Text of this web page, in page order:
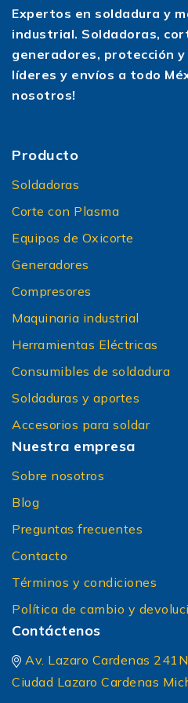
producción, agroindustria,
o edificios con alto
Si tu prioridad es
durabilidad y trabajo rudo,
de este rango son una
proyección futura
asegurarte de no
años, un generador de
amplio para agregar
equipo de inmediato.
Dependiendo del
características como:
Arranque eléctrico o
Preparación para
Tableros industriales
Mayores depósitos
autonomía
¿Para qué usos
los generadores
10,000 watts?
Este rango es perfecto
🏠Residencias grandes
acondicionados,
equipos de filtrado, etc.).
🏭 Talleres y pequeñas
Herrerías, carpinterías,
Expertos en soldadura y
industrial. Soldadoras,
generadores, protección y
líderes y envíos a todo
nosotros!
Producto
Soldadoras
Corte con Plasma
Equipos de Oxicorte
Generadores
Compresores
Maquinaria industrial
Herramientas Eléctricas
Consumibles de soldadura
Soldaduras y aportes
Accesorios para soldar
Nuestra empresa
Sobre nosotros
Blog
Preguntas frecuentes
Contacto
Términos y condiciones
Política de cambio y
Contáctenos
Av. Lazaro Cardenas
Ciudad Lazaro Cardenas